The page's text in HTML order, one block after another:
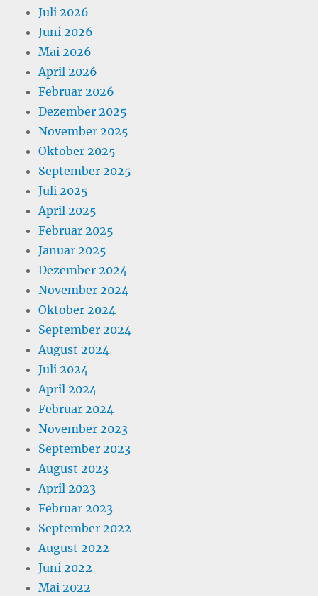
Juli 2026
Juni 2026
Mai 2026
April 2026
Februar 2026
Dezember 2025
November 2025
Oktober 2025
September 2025
Juli 2025
April 2025
Februar 2025
Januar 2025
Dezember 2024
November 2024
Oktober 2024
September 2024
August 2024
Juli 2024
April 2024
Februar 2024
November 2023
September 2023
August 2023
April 2023
Februar 2023
September 2022
August 2022
Juni 2022
Mai 2022